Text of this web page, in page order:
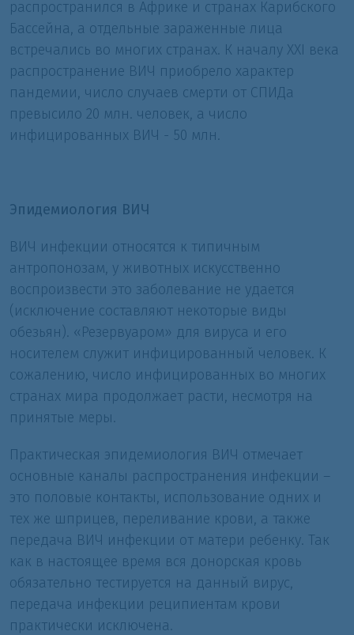
распространился в Африке и странах Карибского
Бассейна, а отдельные зараженные лица
встречались во многих странах. К началу XXI века
распространение ВИЧ приобрело характер
пандемии, число случаев смерти от СПИДа
превысило 20 млн. человек, а число
инфицированных ВИЧ - 50 млн.
Эпидемиология ВИЧ
ВИЧ инфекции относятся к типичным
антропонозам, у животных искусственно
воспроизвести это заболевание не удается
(исключение составляют некоторые виды
обезьян). «Резервуаром» для вируса и его
носителем служит инфицированный человек. К
сожалению, число инфицированных во многих
странах мира продолжает расти, несмотря на
принятые меры.
Практическая эпидемиология ВИЧ отмечает
основные каналы распространения инфекции –
это половые контакты, использование одних и
тех же шприцев, переливание крови, а также
передача ВИЧ инфекции от матери ребенку. Так
как в настоящее время вся донорская кровь
обязательно тестируется на данный вирус,
передача инфекции реципиентам крови
практически исключена.